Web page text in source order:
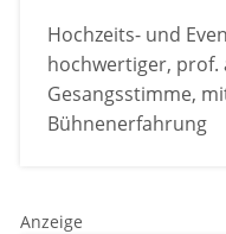
Hochzeits- und
hochwertiger, prof.
Gesangsstimme,
Bühnenerfahrung
Anzeige